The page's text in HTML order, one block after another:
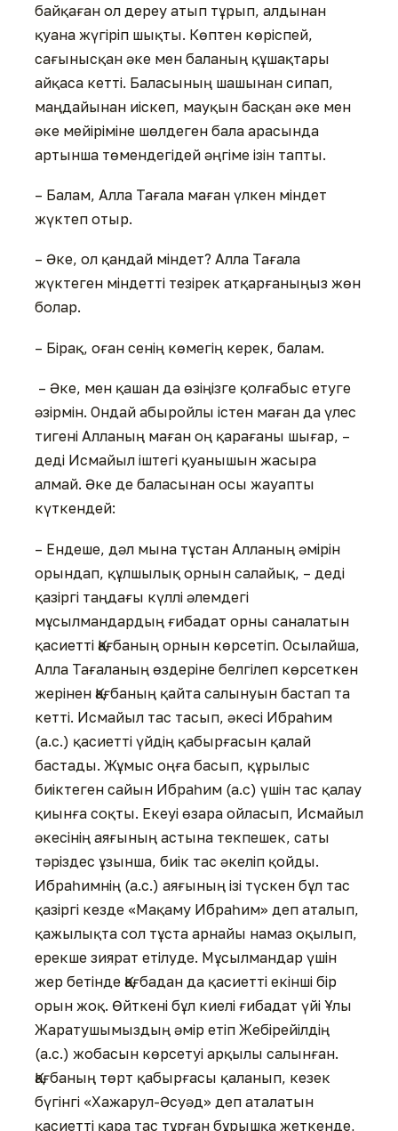
байқаған ол дереу атып тұрып, алдынан
қуана жүгіріп шықты. Көптен көріспей,
сағынысқан әке мен баланың құшақтары
айқаса кетті. Баласының шашынан сипап,
маңдайынан иіскеп, мауқын басқан әке мен
әке мейіріміне шөлдеген бала арасында
артынша төмендегідей әңгіме ізін тапты.
– Балам, Алла Тағала маған үлкен міндет
жүктеп отыр.
– Әке, ол қандай міндет? Алла Тағала
жүктеген міндетті тезірек атқарғаныңыз жөн
болар.
– Бірақ, оған сенің көмегің керек, балам.
– Әке, мен қашан да өзіңізге қолғабыс етуге
әзірмін. Ондай абыройлы істен маған да үлес
тигені Алланың маған оң қарағаны шығар, –
деді Исмайыл іштегі қуанышын жасыра
алмай. Әке де баласынан осы жауапты
күткендей:
– Ендеше, дәл мына тұстан Алланың әмірін
орындап, құлшылық орнын салайық, – деді
қазіргі таңдағы күллі әлемдегі
мұсылмандардың ғибадат орны саналатын
қасиетті Қағбаның орнын көрсетіп. Осылайша,
Алла Тағаланың өздеріне белгілеп көрсеткен
жерінен Қағбаның қайта салынуын бастап та
кетті. Исмайыл тас тасып, әкесі Ибраһим
(а.с.) қасиетті үйдің қабырғасын қалай
бастады. Жұмыс оңға басып, құрылыс
биіктеген сайын Ибраһим (а.с) үшін тас қалау
қиынға соқты. Екеуі өзара ойласып, Исмайыл
әкесінің аяғының астына текпешек, саты
тәріздес ұзынша, биік тас әкеліп қойды.
Ибраһимнің (а.с.) аяғының ізі түскен бұл тас
қазіргі кезде «Мақаму Ибраһим» деп аталып,
қажылықта сол тұста арнайы намаз оқылып,
ерекше зиярат етілуде. Мұсылмандар үшін
жер бетінде Қағбадан да қасиетті екінші бір
орын жоқ. Өйткені бұл киелі ғибадат үйі Ұлы
Жаратушымыздың әмір етіп Жебірейілдің
(а.с.) жобасын көрсетуі арқылы салынған.
Қағбаның төрт қабырғасы қаланып, кезек
бүгінгі «Хажарул-Әсуәд» деп аталатын
қасиетті қара тас тұрған бұрышқа жеткенде,